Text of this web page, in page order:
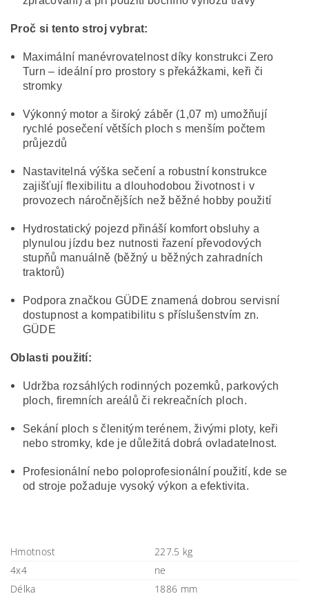
Proč si tento stroj vybrat:
Maximální manévrovatelnost díky konstrukci Zero
Turn – ideální pro prostory s překážkami, keři či
stromky
Výkonný motor a široký záběr (1,07 m) umožňují
rychlé posečení větších ploch s menším počtem
průjezdů
Nastavitelná výška sečení a robustní konstrukce
zajišťují flexibilitu a dlouhodobou životnost i v
provozech náročnějších než běžné hobby použití
Hydrostatický pojezd přináší komfort obsluhy a
plynulou jízdu bez nutnosti řazení převodových
stupňů manuálně (běžný u běžných zahradních
traktorů)
Podpora značkou GÜDE znamená dobrou servisní
dostupnost a kompatibilitu s příslušenstvím zn.
GÜDE
Oblasti použití:
Udržba rozsáhlých rodinných pozemků, parkových
ploch, firemních areálů či rekreačních ploch.
Sekání ploch s členitým terénem, živými ploty, keři
nebo stromky, kde je důležitá dobrá ovladatelnost.
Profesionální nebo poloprofesionální použití, kde se
od stroje požaduje vysoký výkon a efektivita.
Hmotnost
227.5 kg
4x4
ne
Délka
1886 mm